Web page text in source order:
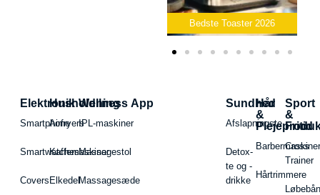
Bedste Toaster 2026
Elektronik
Smartphone
Smartwatches
Covers
Husholdning
Airfryers
Kaffemaskiner
Elkedel
Wellness App
IPL-maskiner
Massagestol
Massagesæde
Sundhed
Afslapningste
Detox-
te og -
drikke
Hår
&
Hårtrimmere
Sport
&
Fritid
Cross
Trainer